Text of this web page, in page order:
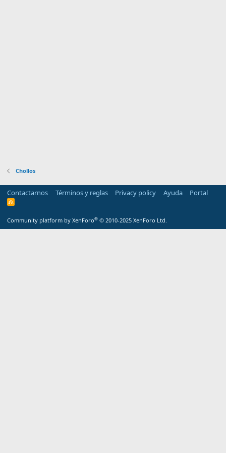
Chollos
Contactarnos Términos y reglas Privacy policy Ayuda Portal
R
Community platform by XenForo® © 2010-2025 XenForo Ltd.